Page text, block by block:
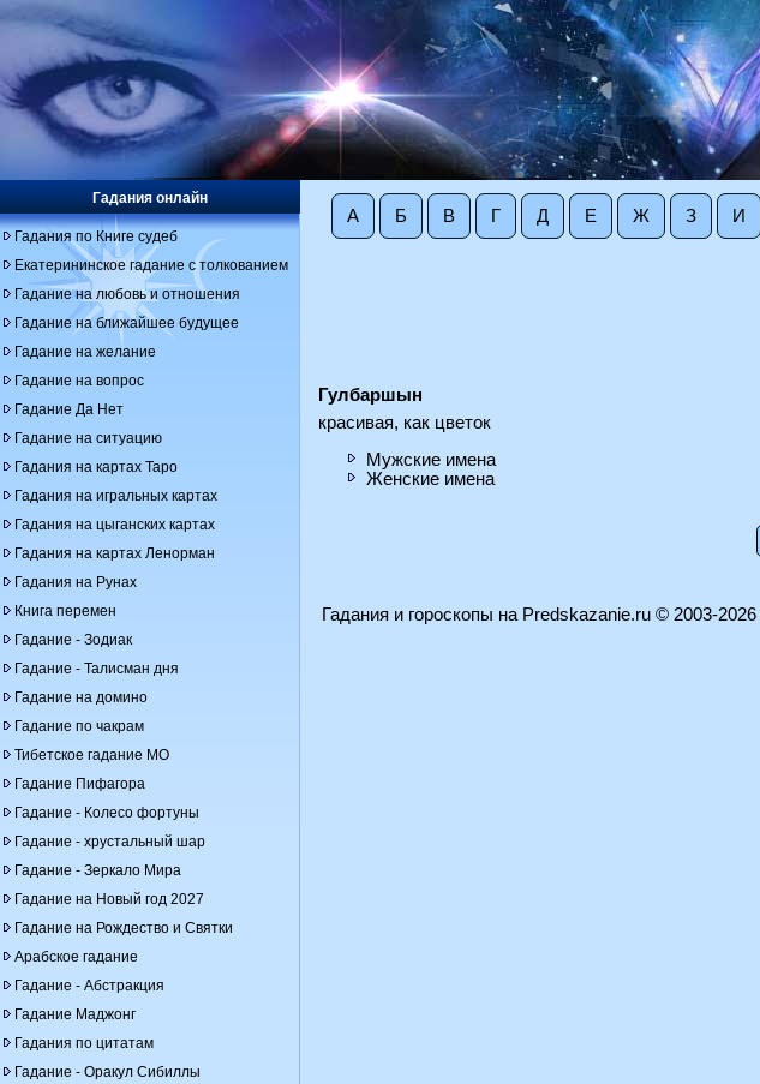
А Б В Г Д Е Ж З И
Гулбаршын
красивая, как цветок
Мужские имена
Женские имена
Гадания онлайн
Гадания по Книге судеб
Екатерининское гадание с толкованием
Гадание на любовь и отношения
Гадание на ближайшее будущее
Гадание на желание
Гадание на вопрос
Гадание Да Нет
Гадание на ситуацию
Гадания на картах Таро
Гадания на игральных картах
Гадания на цыганских картах
Гадания на картах Ленорман
Гадания на Рунах
Книга перемен
Гадание - Зодиак
Гадание - Талисман дня
Гадание на домино
Гадание по чакрам
Тибетское гадание МО
Гадание Пифагора
Гадание - Колесо фортуны
Гадание - хрустальный шар
Гадание - Зеркало Мира
Гадание на Новый год 2027
Гадание на Рождество и Святки
Арабское гадание
Гадание - Абстракция
Гадание Маджонг
Гадания по цитатам
Гадание - Оракул Сибиллы
Гадания и гороскопы на Predskazanie.ru© 2003-2026